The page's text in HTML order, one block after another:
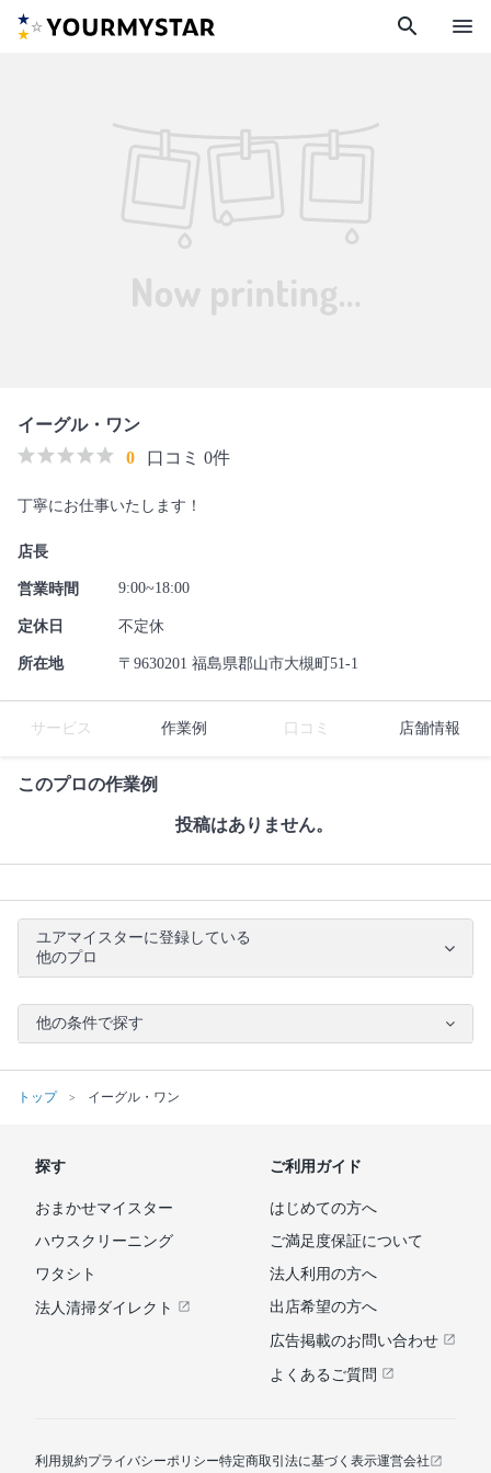
search menu
イーグル・ワン
0
口コミ 0件
丁寧にお仕事いたします！
店長
営業時間 9:00~18:00
定休日 不定休
所在地 〒9630201 福島県郡山市大槻町51-1
サービス 作業例 口コミ 店舗情報
このプロの作業例
投稿はありません。
ユアマイスターに登録している
他のプロ
他の条件で探す
トップ イーグル・ワン
探す
おまかせマイスター
ハウスクリーニング
ワタシト
法人清掃ダイレクト
ご利用ガイド
はじめての方へ
ご満足度保証について
法人利用の方へ
出店希望の方へ
広告掲載のお問い合わせ
よくあるご質問
利用規約プライバシーポリシー特定商取引法に基づく表示運営会社